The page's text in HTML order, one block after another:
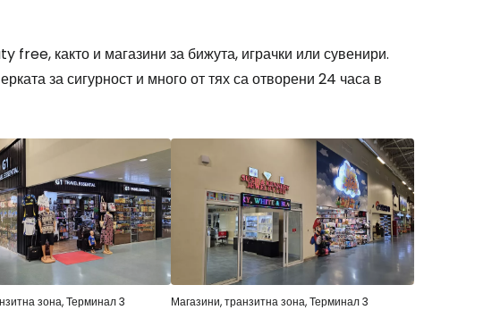
free, както и магазини за бижута, играчки или сувенири.
за сигурност и много от тях са отворени 24 часа в
зона, Терминал 3 Магазини, транзитна зона, Терминал 3